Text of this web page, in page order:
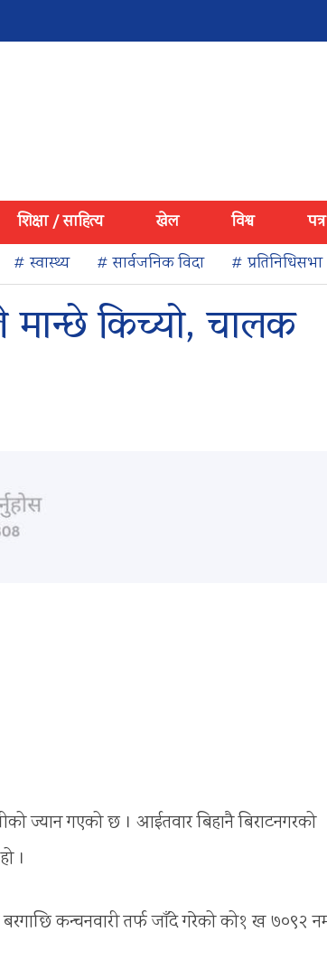
शिक्षा / साहित्य खेल विश्व
# स्वास्थ्य # सार्वजनिक विदा # प्रतिनिधिसभा
मान्छे किच्यो, चालक
ज्यान गएको छ । आईतवार बिहानै बिराटनगरको
।
कन्चनवारी तर्फ जाँदे गरेको को१ ख ७०९२